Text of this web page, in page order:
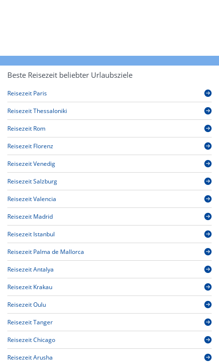
Beste Reisezeit beliebter Urlaubsziele
Reisezeit Paris
Reisezeit Thessaloniki
Reisezeit Rom
Reisezeit Florenz
Reisezeit Venedig
Reisezeit Salzburg
Reisezeit Valencia
Reisezeit Madrid
Reisezeit Istanbul
Reisezeit Palma de Mallorca
Reisezeit Antalya
Reisezeit Krakau
Reisezeit Oulu
Reisezeit Tanger
Reisezeit Chicago
Reisezeit Arusha